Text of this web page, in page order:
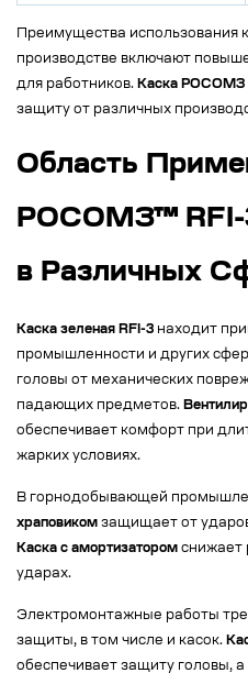
Преимущества
производстве включают
для работников. Каска РОСОМЗ
защиту от различных
Область
РОСОМЗ™ RFI-
в Различных
Каска зеленая RFI-3 находит
промышленности и других
головы от механических
падающих предметов.
обеспечивает комфорт при
жарких условиях.
В горнодобывающей
храповиком защищает от
Каска с амортизатором снижает
ударах.
Электромонтажные работы
защиты, в том числе и касок.
обеспечивает защиту головы,